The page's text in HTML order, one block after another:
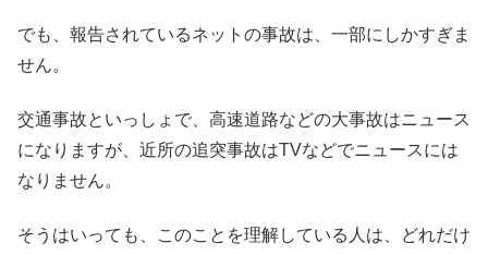
でも、報告されているネットの事故は、一部にしかすぎま
せん。
交通事故といっしょで、高速道路などの大事故はニュース
になりますが、近所の追突事故はTVなどでニュースには
なりません。
そうはいっても、このことを理解している人は、どれだけ